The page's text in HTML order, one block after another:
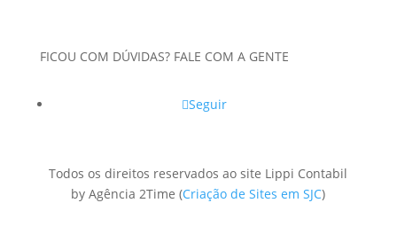
FICOU COM DÚVIDAS? FALE COM A GENTE
Seguir
Todos os direitos reservados ao site Lippi Contabil
by Agência 2Time(Criação de Sites em SJC)